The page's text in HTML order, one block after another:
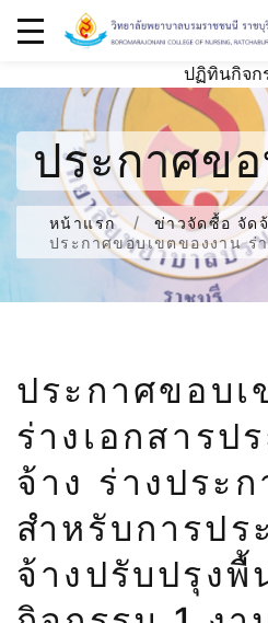
ปฏิทินกิจก
ประกาศขอ
งาน ร่าง
ประกวด
สำหรับกา
ราคาจ้าง
ลานกิจกร
ด้วยวิธีประ
หน้าแรก
ข่าวจัดซื้อ จัด
ประกาศขอบเขตของงาน ร่
ประกาศขอบเ
ร่างเอกสารป
จ้าง ร่างประก
สำหรับการปร
จ้างปรับปรุงพื้